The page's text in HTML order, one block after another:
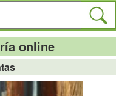
online